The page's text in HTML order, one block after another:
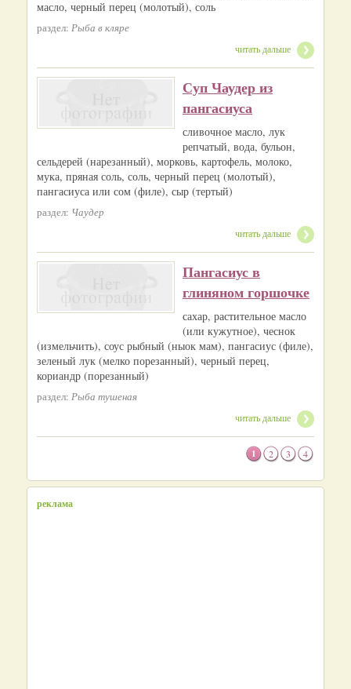
масло, черный перец (молотый), соль
раздел: Рыба в кляре
читать дальше
Суп Чаудер из
пангасиуса
сливочное масло, лук
репчатый, вода, бульон,
сельдерей (нарезанный), морковь, картофель, молоко,
мука, пряная соль, соль, черный перец (молотый),
пангасиуса или сом (филе), сыр (тертый)
раздел: Чаудер
читать дальше
Пангасиус в
глиняном горшочке
сахар, растительное масло
(или кужутное), чеснок
(измельчить), соус рыбный (ныок мам), пангасиус (филе),
зеленый лук (мелко порезанный), черный перец,
кориандр (порезанный)
раздел: Рыба тушеная
читать дальше
1 2 3 4
реклама